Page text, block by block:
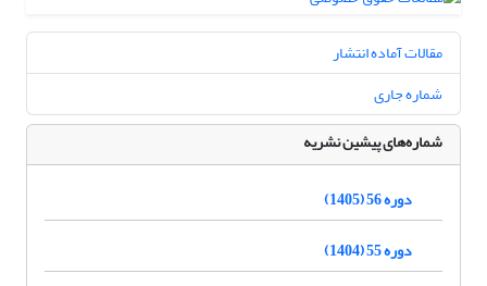
مقالات آماده انتشار
شماره جاری
شماره‌های پیشین نشریه
دوره 56 (1405)
دوره 55 (1404)